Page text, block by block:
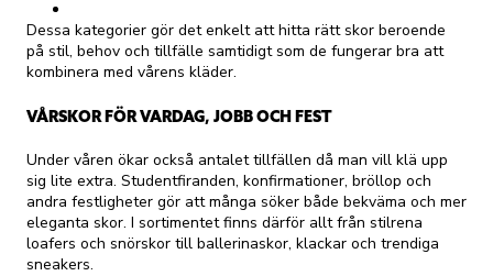
Dessa kategorier gör det enkelt att hitta rätt skor beroende
på stil, behov och tillfälle samtidigt som de fungerar bra att
kombinera med vårens kläder.
VÅRSKOR FÖR VARDAG, JOBB OCH FEST
Under våren ökar också antalet tillfällen då man vill klä upp
sig lite extra. Studentfiranden, konfirmationer, bröllop och
andra festligheter gör att många söker både bekväma och mer
eleganta skor. I sortimentet finns därför allt från stilrena
loafers och snörskor till ballerinaskor, klackar och trendiga
sneakers.